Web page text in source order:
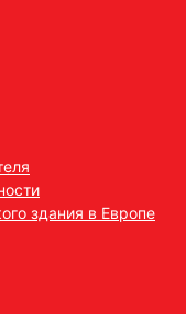
здания в Европе